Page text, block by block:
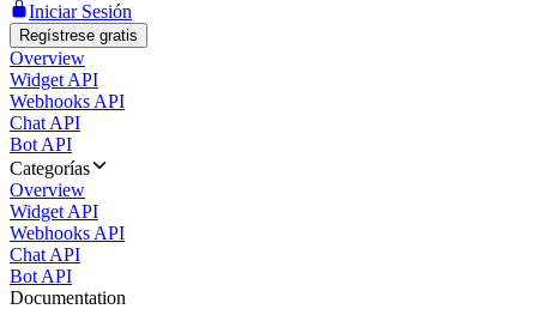
Iniciar Sesión
Regístrese gratis
Overview
Widget API
Webhooks API
Chat API
Bot API
Categorías
Overview
Widget API
Webhooks API
Chat API
Bot API
Documentation